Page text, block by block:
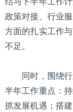
政策对接、行业
方面的扎实工作
不足。
同时，围绕行
半年工作重点：
抓发展机遇；搭